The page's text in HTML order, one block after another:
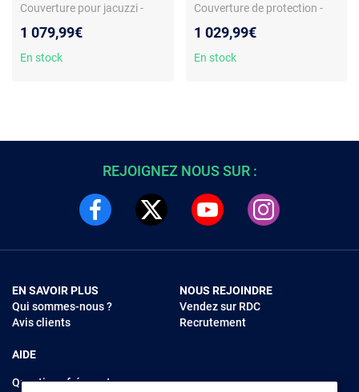
Couverture pour jacuzzi -
Cuir - Gris - 6 poignées
1 079,99€
En stock
Couverture de protection -
Isolante - Mousse EPS -
Marron
1 029,99€
En stock
REJOIGNEZ NOUS SUR :
EN SAVOIR PLUS
Qui sommes-nous ?
Avis clients
AIDE
Questions fréquentes
NOUS REJOINDRE
Vendez sur RDC
Recrutement